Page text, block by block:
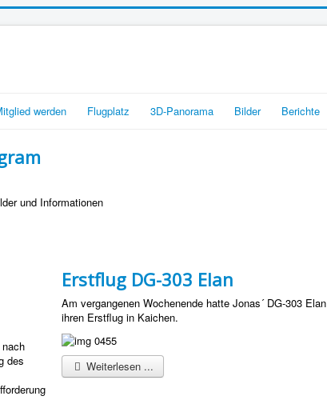
werden Flugplatz 3D-Panorama Bilder Berichte
und Informationen
des
Erstflug DG-303 Elan
Am vergangenen Wochenende hatte Jonas´ DG-303 Elan
ihren Erstflug in Kaichen.
Weiterlesen ...